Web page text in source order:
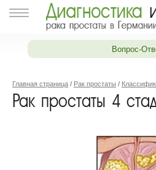
Вопрос-
Главная страница / Рак простаты /
Рак простаты 4